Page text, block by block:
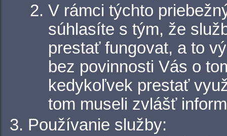
V rámci týchto
súhlasíte s tým, že
prestať fungovat, a to
bez povinnosti Vás o
kedykoľvek prestať
tom museli zvlášť
Používanie služby: